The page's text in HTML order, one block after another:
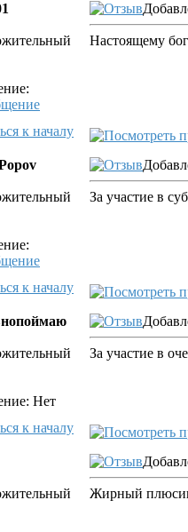
Настоящему
к началу
За участие в
к началу
Нет
За участие в
к началу
Жирный